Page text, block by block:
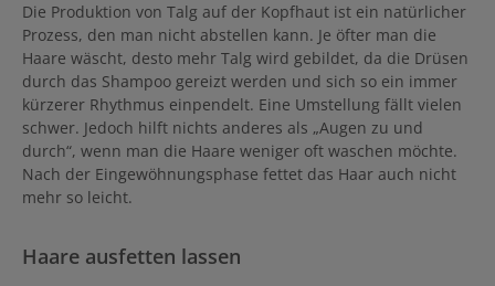
Die Produktion von Talg auf der Kopfhaut ist ein natürlicher
Prozess, den man nicht abstellen kann. Je öfter man die
Haare wäscht, desto mehr Talg wird gebildet, da die Drüsen
durch das Shampoo gereizt werden und sich so ein immer
kürzerer Rhythmus einpendelt. Eine Umstellung fällt vielen
schwer. Jedoch hilft nichts anderes als „Augen zu und
durch“, wenn man die Haare weniger oft waschen möchte.
Nach der Eingewöhnungsphase fettet das Haar auch nicht
mehr so leicht.
Haare ausfetten lassen